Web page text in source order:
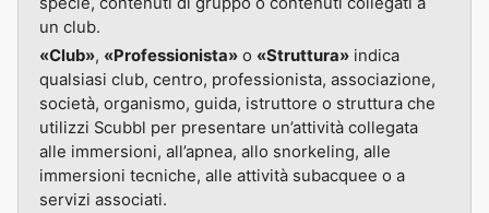
un club.
«Club», «Professionista» o «Struttura» indica
qualsiasi club, centro, professionista, associazione,
società, organismo, guida, istruttore o struttura che
utilizzi Scubbl per presentare un’attività collegata
alle immersioni, all’apnea, allo snorkeling, alle
immersioni tecniche, alle attività subacquee o a
servizi associati.